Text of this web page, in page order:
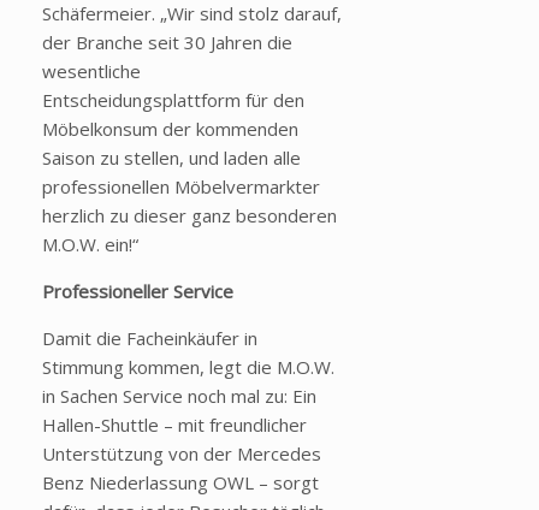
Schäfermeier. „Wir sind stolz darauf,
der Branche seit 30 Jahren die
wesentliche
Entscheidungsplattform für den
Möbelkonsum der kommenden
Saison zu stellen, und laden alle
professionellen Möbelvermarkter
herzlich zu dieser ganz besonderen
M.O.W. ein!“
Professioneller Service
Damit die Facheinkäufer in
Stimmung kommen, legt die M.O.W.
in Sachen Service noch mal zu: Ein
Hallen-Shuttle – mit freundlicher
Unterstützung von der Mercedes
Benz Niederlassung OWL – sorgt